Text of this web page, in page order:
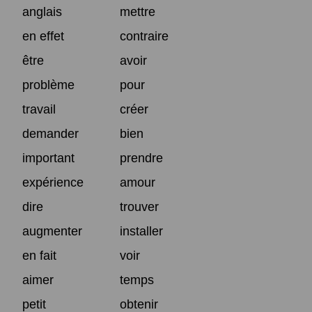
anglais
mettre
en effet
contraire
être
avoir
problème
pour
travail
créer
demander
bien
important
prendre
expérience
amour
dire
trouver
augmenter
installer
en fait
voir
aimer
temps
petit
obtenir